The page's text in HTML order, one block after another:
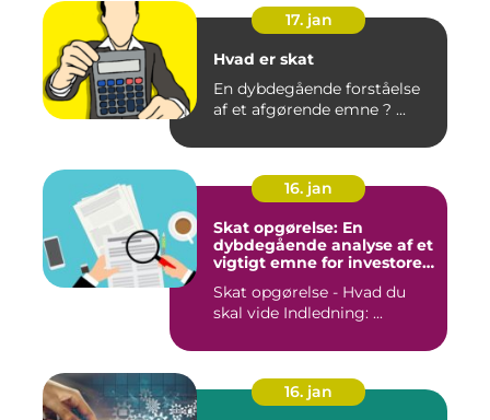
17. jan
Hvad er skat
En dybdegående forståelse
af et afgørende emne ? ...
16. jan
Skat opgørelse: En
dybdegående analyse af et
vigtigt emne for investorer
Skat opgørelse - Hvad du
skal vide Indledning: ...
16. jan